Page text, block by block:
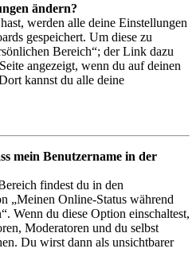
ändern?
werden alle deine Einstellungen
gespeichert. Um diese zu
Bereich“; der Link dazu
angezeigt, wenn du auf deinen
kannst du alle deine
mein Benutzername in der
findest du in den
„Meinen Online-Status während
Wenn du diese Option einschaltest,
Moderatoren und du selbst
Du wirst dann als unsichtbarer